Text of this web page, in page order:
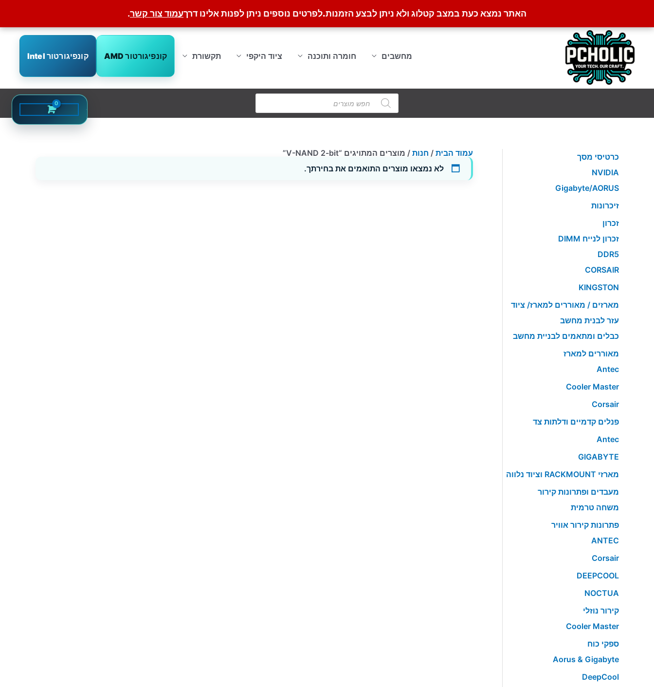
האתר נמצא כעת במצב קטלוג ולא ניתן לבצע הזמנות.לפרטים נוספים ניתן לפנות אלינו דרךעמוד צור קשר.
דילוג
מחשבים
חומרה ותוכנה ציוד היקפי תקשורת קונפיגורטור AMD קונפיגורטור Intel
Products
search
כרטיסי מסך
NVIDIA
Gigabyte/AORUS
זיכרונות
זכרון
זכרון לנייח DIMM
DDR5
CORSAIR
KINGSTON
מארזים / מאוררים למארז/ ציוד
עזר לבנית מחשב
כבלים ומתאמים לבניית מחשב
מאוררים למארז
Antec
Cooler Master
Corsair
פנלים קדמיים ודלתות צד
Antec
GIGABYTE
מארזי RACKMOUNT וציוד נלווה
מעבדים ופתרונות קירור
משחה טרמית
פתרונות קירור אוויר
ANTEC
Corsair
DEEPCOOL
NOCTUA
קירור נוזלי
Cooler Master
ספקי כוח
Aorus & Gigabyte
DeepCool
עמוד הבית / חנות / מוצרים המתויגים “V-NAND 2-bit”
לא נמצאו מוצרים התואמים את בחירתך.